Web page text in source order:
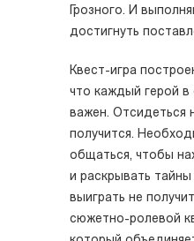
Грозного. И
достигнуть
Квест-игра
что каждый герой
важен. Отсидеться
получится.
общаться, чтобы
и раскрывать
выиграть не
сюжетно-ролевой